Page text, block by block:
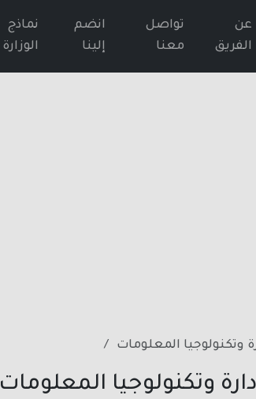
عن
الفريق
تواصل
معنا
انضم
إلينا
نماذج
الوزارة
وتكنولوجيا المعلومات
وتكنولوجيا المعلومات